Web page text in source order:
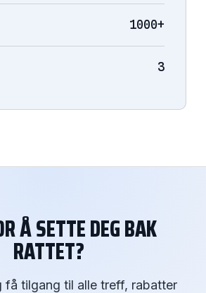
1000+
3
Å SETTE DEG BAK
RATTET?
få tilgang til alle treff, rabatter